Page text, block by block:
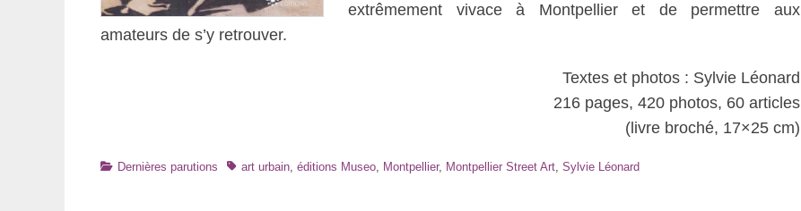
extrêmement vivace à Montpellier et de permettre aux
amateurs de s’y retrouver.
Textes et photos : Sylvie Léonard
216 pages, 420 photos, 60 articles
(livre broché, 17×25 cm)
Catégories
Dernières parutions Tagsart urbain, éditions Museo, Montpellier, Montpellier Street Art, Sylvie Léonard